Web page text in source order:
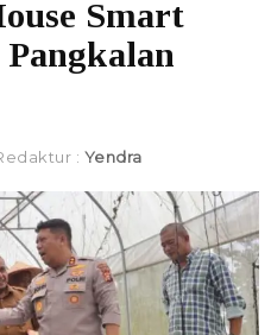
Smart
: Yendra